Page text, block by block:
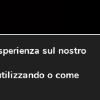
sul nostro
o come